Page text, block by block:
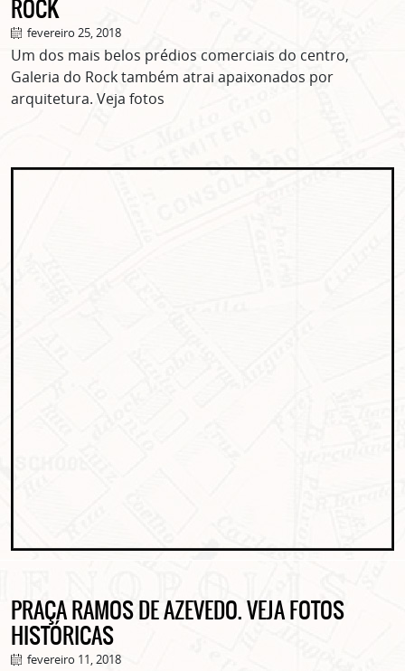
ROCK
fevereiro 25, 2018
Um dos mais belos prédios comerciais do centro,
Galeria do Rock também atrai apaixonados por
arquitetura. Veja fotos
PRAÇA RAMOS DE AZEVEDO. VEJA FOTOS
HISTÓRICAS
fevereiro 11, 2018
CLIQUE AQUI
não mostrar mais esse popup